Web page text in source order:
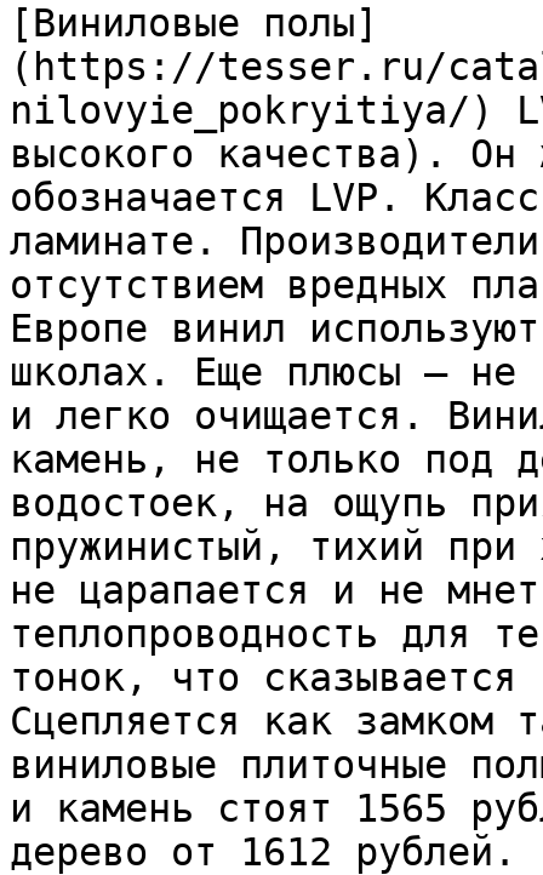
[Виниловые полы]
(https://tesser.ru/
nilovyie_pokryitiya/)
высокого качества). Он
обозначается LVP.
ламинате.
отсутствием вредных
Европе винил
школах. Еще плюсы – не
и легко очищается.
камень, не только под
водостоек, на ощупь
пружинистый, тихий
не царапается и не
теплопроводность для
тонок, что сказывается
Сцепляется как замком
виниловые плиточные
и камень стоят 1565
дерево от 1612 рублей.